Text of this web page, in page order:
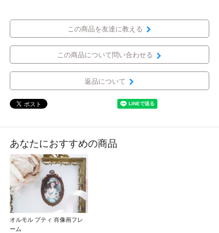
この商品を友達に教える
この商品について問い合わせる
返品について
あなたにおすすめの商品
オルモル プティ 肖像画フレ
ーム